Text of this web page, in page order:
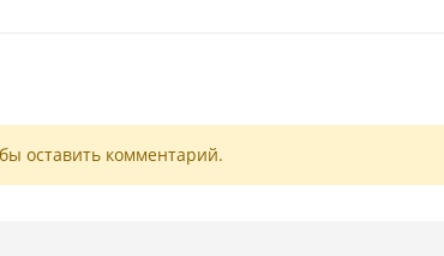
оставить комментарий.